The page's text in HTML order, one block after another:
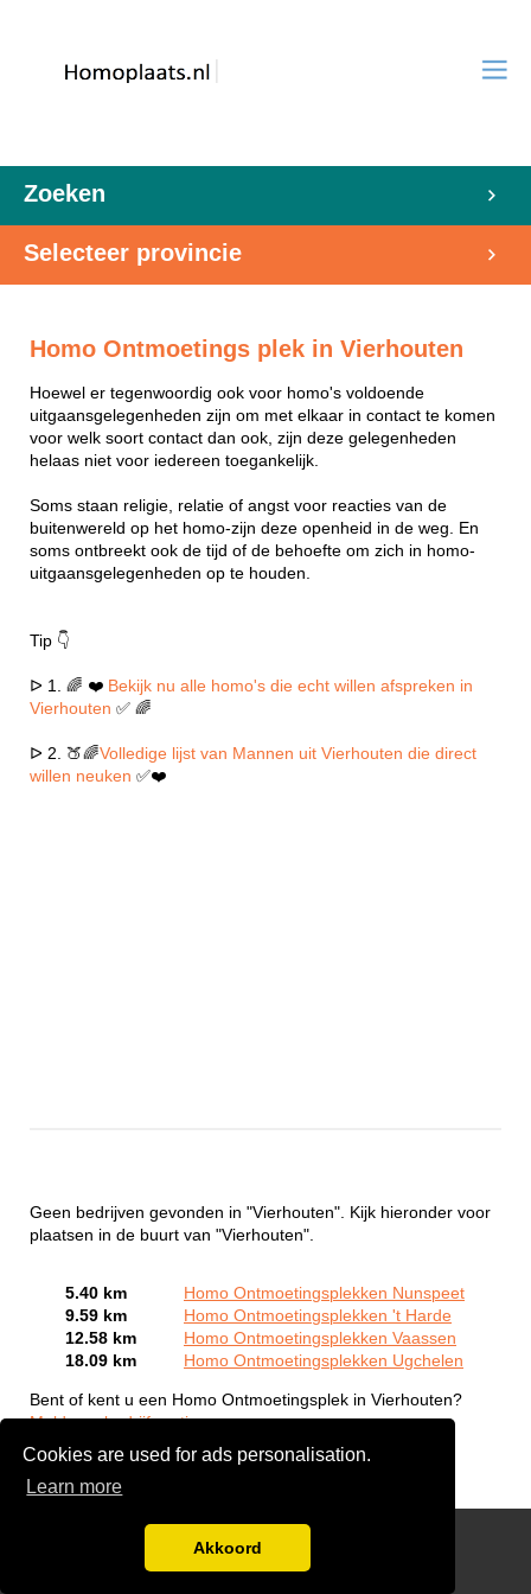
Cookies are used for ads personalisation.
Learn more
Akkoord
Zoeken
Selecteer provincie
Homo Ontmoetings plek in Vierhouten
Hoewel er tegenwoordig ook voor homo's voldoende
uitgaansgelegenheden zijn om met elkaar in contact te komen
voor welk soort contact dan ook, zijn deze gelegenheden
helaas niet voor iedereen toegankelijk.
Soms staan religie, relatie of angst voor reacties van de
buitenwereld op het homo-zijn deze openheid in de weg. En
soms ontbreekt ook de tijd of de behoefte om zich in homo-
uitgaansgelegenheden op te houden.
Tip 👇
ᐅ 1. 🌈 ❤️ Bekijk nu alle homo's die echt willen afspreken in
Vierhouten ✅ 🌈
ᐅ 2. 🍑🌈Volledige lijst van Mannen uit Vierhouten die direct
willen neuken ✅❤️
Geen bedrijven gevonden in "Vierhouten". Kijk hieronder voor
plaatsen in de buurt van "Vierhouten".
5.40 km
Homo Ontmoetingsplekken Nunspeet
9.59 km
Homo Ontmoetingsplekken 't Harde
12.58 km
Homo Ontmoetingsplekken Vaassen
18.09 km
Homo Ontmoetingsplekken Ugchelen
Bent of kent u een Homo Ontmoetingsplek in Vierhouten?
Meld een bedrijf gratis aan